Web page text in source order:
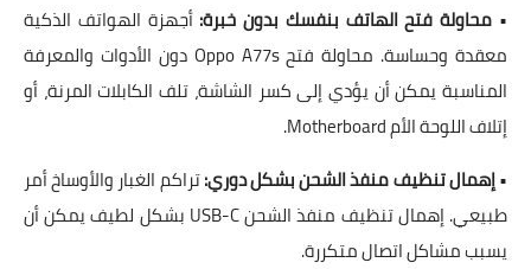
• محاولة فتح الهاتف بنفسك بدون خبرة: أجهزة الهواتف الذكية
معقدة وحساسة. محاولة فتح Oppo A77s دون الأدوات والمعرفة
المناسبة يمكن أن يؤدي إلى كسر الشاشة، تلف الكابلات المرنة، أو
إتلافاللوحة الأم Motherboard
.
•إهمال تنظيف منفذ الشحن بشكل دوري:تراكم الغبار والأوساخ أمر
طبيعي. إهمال تنظيف منفذ الشحن USB-C
بشكل لطيف يمكن أن
يسبب مشاكل اتصال متكررة.